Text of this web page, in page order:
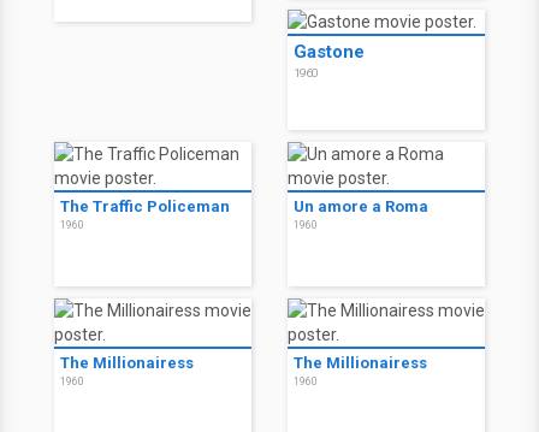
Gastone
1960
The Traffic Policeman
1960
Un amore a Roma
1960
The Millionairess
1960
The Millionairess
1960